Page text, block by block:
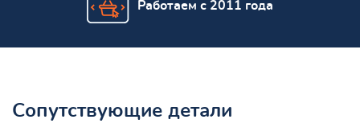
Работаем с 2011 года
Сопутствующие детали